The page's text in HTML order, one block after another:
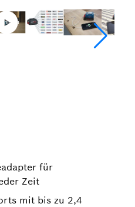
für
Zeit
mit bis zu 2,4